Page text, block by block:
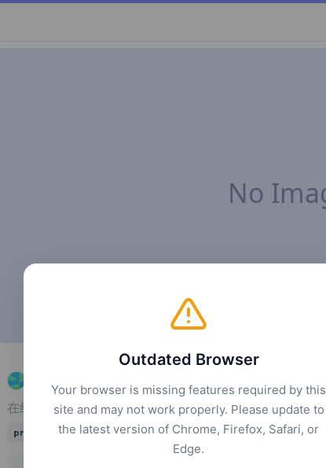
Diffchecker
在线或离线比较文本、文件和代码以识别差异。
productivity utilities development
Outdated Browser
Your browser is missing features required by this
site and may not work properly. Please update to
the latest version of Chrome, Firefox, Safari, or
Edge.